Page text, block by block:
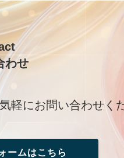
わせ
軽にお問い合わせく
ームはこちら